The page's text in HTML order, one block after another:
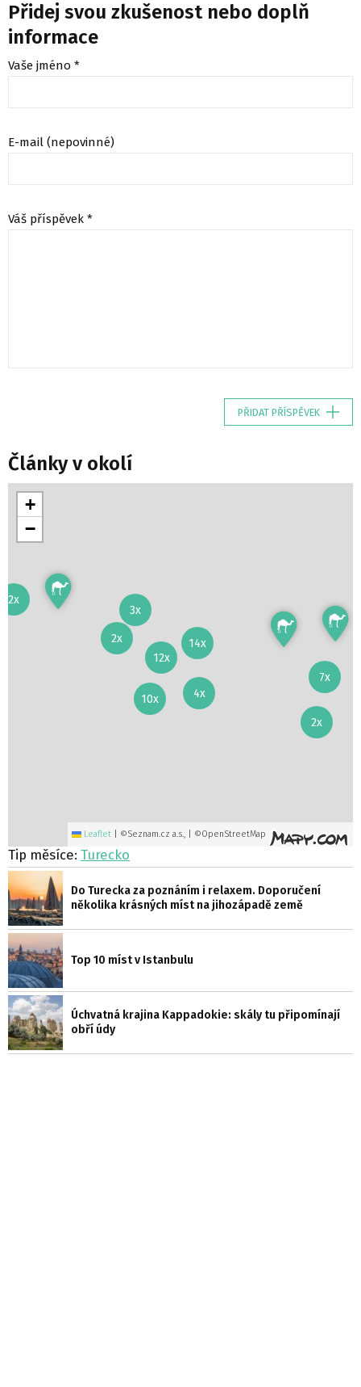
Přidej svou zkušenost nebo doplň
informace
Vaše jméno *
E-mail (nepovinné)
Váš příspěvek *
PŘIDAT PŘÍSPĚVEK
Články v okolí
2x
7x
10x
4x
14x
3x
12x
2x
2x
+
−
Leaflet ©Seznam.cz a.s., | ©OpenStreetMap
Tip měsíce: Turecko
Do Turecka za poznáním i relaxem. Doporučení
několika krásných míst na jihozápadě země
Top 10 míst v Istanbulu
Úchvatná krajina Kappadokie: skály tu připomínají
obří údy